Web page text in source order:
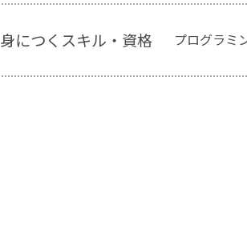
身につくスキル・資格 プログラミ